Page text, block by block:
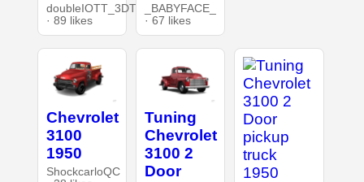
doubleIOTT_3DT
· 89 likes
_BABYFACE_
· 67 likes
Chevrolet
3100
1950
ShockcarloQC
Tuning
Chevrolet
3100 2
Door